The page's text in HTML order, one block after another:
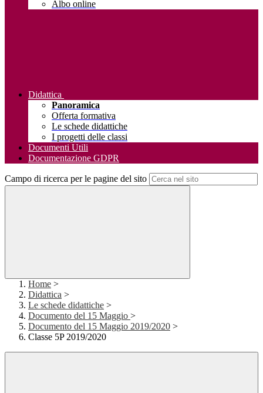
Albo online
Didattica
Panoramica
Offerta formativa
Le schede didattiche
I progetti delle classi
Documenti Utili
Documentazione GDPR
Campo di ricerca per le pagine del sito
Home >
Didattica >
Le schede didattiche >
Documento del 15 Maggio >
Documento del 15 Maggio 2019/2020 >
Classe 5P 2019/2020